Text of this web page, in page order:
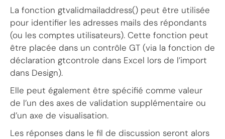
La fonction gtvalidmailaddress() peut être utilisée
pour identifier les adresses mails des répondants
(ou les comptes utilisateurs). Cette fonction peut
être placée dans un contrôle GT (via la fonction de
déclaration gtcontrole dans Excel lors de l’import
dans Design).
Elle peut également être spécifié comme valeur
de l’un des axes de validation supplémentaire ou
d’un axe de visualisation.
Les réponses dans le fil de discussion seront alors